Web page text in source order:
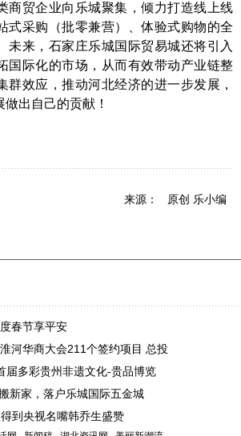
商贸企业向乐城聚集，倾力打造线上线
式采购（批零兼营）、体验式购物的全
未来，石家庄乐城国际贸易城还将引入
国际化的市场，从而有效带动产业链整
群效应，推动河北经济的进一步发展，
出自己的贡献！
来源： 原创 乐小编
春节享平安
河华商大会211个签约项目 总投
届多彩贵州非遗文化-贵品博览
新家，落户乐城国际五金城
到央视名嘴韩乔生盛赞